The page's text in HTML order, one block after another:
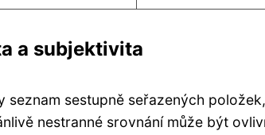
a subjektivita
seznam sestupně seřazených
nestranné srovnání může být